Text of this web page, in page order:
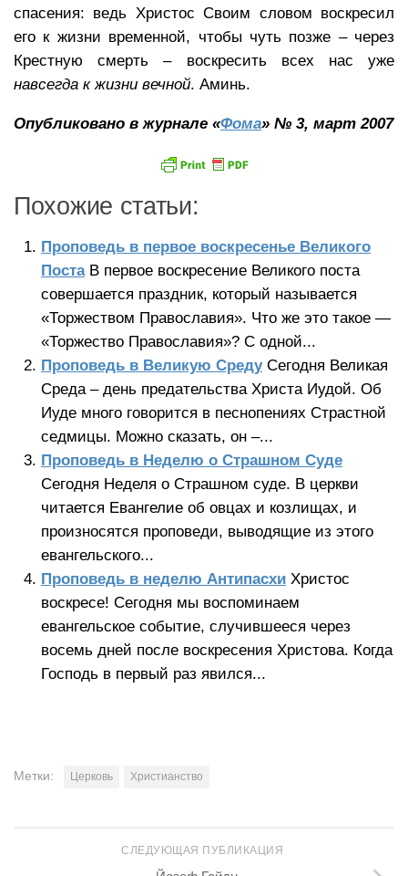
спасения: ведь Христос Своим словом воскресил
его к жизни временной, чтобы чуть позже – через
Крестную смерть – воскресить всех нас уже
навсегда к жизни вечной. Аминь.
Опубликовано в журнале «Фома» № 3, март 2007
Похожие статьи:
Проповедь в первое воскресенье Великого
Поста В первое воскресение Великого поста
совершается праздник, который называется
«Торжеством Православия». Что же это такое —
«Торжество Православия»? С одной...
Проповедь в Великую Среду Сегодня Великая
Среда – день предательства Христа Иудой. Об
Иуде много говорится в песнопениях Страстной
седмицы. Можно сказать, он –...
Проповедь в Неделю о Страшном Суде
Сегодня Неделя о Страшном суде. В церкви
читается Евангелие об овцах и козлищах, и
произносятся проповеди, выводящие из этого
евангельского...
Проповедь в неделю Антипасхи Христос
воскресе! Сегодня мы воспоминаем
евангельское событие, случившееся через
восемь дней после воскресения Христова. Когда
Господь в первый раз явился...
Метки: Церковь Христианство
СЛЕДУЮЩАЯ ПУБЛИКАЦИЯ